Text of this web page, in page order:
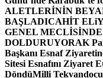
ALETLERİNİN
BAŞLADICAHİT
GENEL
DOLDURUYORAK
Başkanı Esnaf
Sitesi Esnafını Ziyaret
DöndüMilli